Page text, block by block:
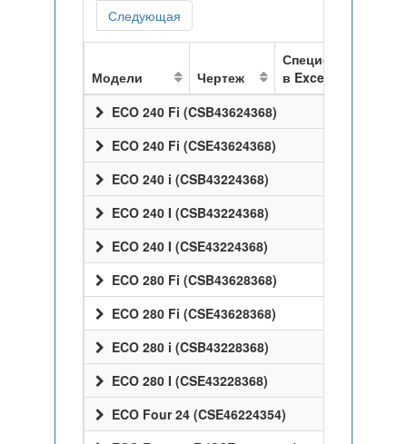
Следующая
Модели Чертеж
Спецификация
в Excel
ECO 240 Fi (CSB43624368)
ECO 240 Fi (CSE43624368)
ECO 240 i (CSB43224368)
ECO 240 I (CSB43224368)
ECO 240 I (CSE43224368)
ECO 280 Fi (CSB43628368)
ECO 280 Fi (CSE43628368)
ECO 280 i (CSB43228368)
ECO 280 I (CSE43228368)
ECO Four 24 (CSE46224354)